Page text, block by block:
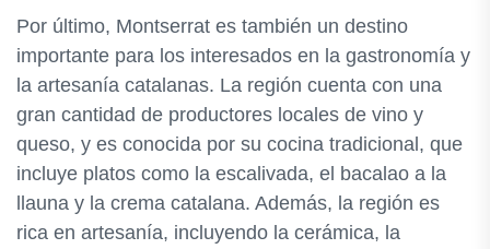
Por último, Montserrat es también un destino
importante para los interesados en la gastronomía y
la artesanía catalanas. La región cuenta con una
gran cantidad de productores locales de vino y
queso, y es conocida por su cocina tradicional, que
incluye platos como la escalivada, el bacalao a la
llauna y la crema catalana. Además, la región es
rica en artesanía, incluyendo la cerámica, la